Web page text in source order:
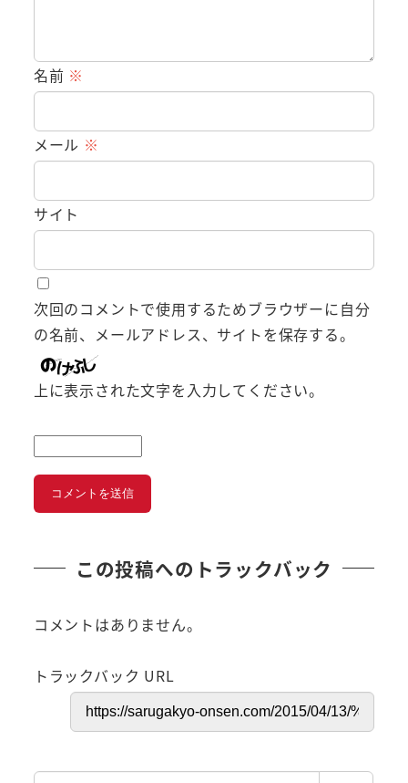
名前 ※
メール ※
サイト
次回のコメントで使用するためブラウザーに自分
の名前、メールアドレス、サイトを保存する。
上に表示された文字を入力してください。
この投稿へのトラックバック
コメントはありません。
トラックバック URL